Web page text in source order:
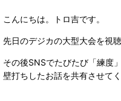
こんにちは。トロ吉です。
先日のデジカの大型大会を視
その後SNSでたびたび「練度
壁打ちしたお話を共有させてく